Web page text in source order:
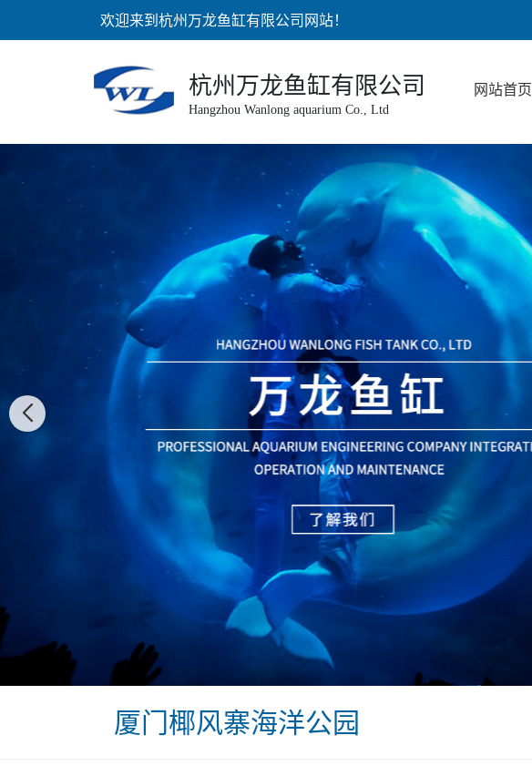
欢迎来到杭州万龙鱼缸有限公司网站！
杭州万龙鱼缸有限公司
Hangzhou Wanlong aquarium Co., Ltd
网站首页
厦门椰风寨海洋公园